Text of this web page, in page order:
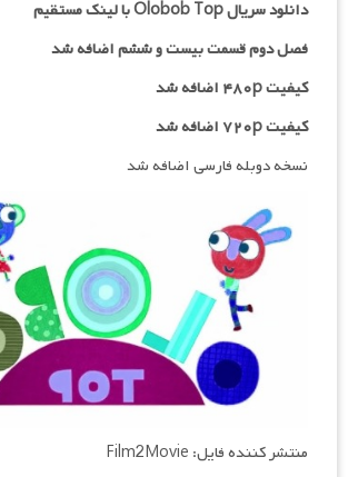
دانلود سریال Olobob Top با لینک مستقیم
فصل دوم قسمت بیست و ششم اضافه شد
کیفیت ۴۸۰p اضافه شد
کیفیت ۷۲۰p
اضافه شد
نسخه دوبله فارسی اضافه شد
منتشر کننده فایل: Film2Movie